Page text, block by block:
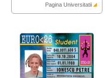
Pagina Universitatii